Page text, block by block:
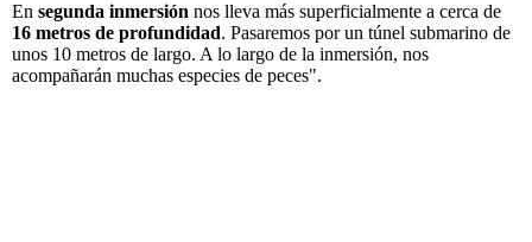
En segunda inmersión nos lleva más superficialmente a cerca de
16 metros de profundidad. Pasaremos por un túnel submarino de
unos 10 metros de largo. A lo largo de la inmersión, nos
acompañarán muchas especies de peces".